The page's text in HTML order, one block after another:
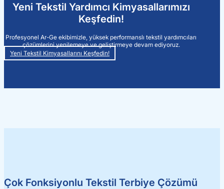
Yeni Tekstil Yardımcı Kimyasallarımızı
Keşfedin!
Profesyonel Ar-Ge ekibimizle, yüksek performanslı tekstil yardımcıları
çözümlerini yenilemeye ve geliştirmeye devam ediyoruz.
Yeni Tekstil Kimyasallarını Keşfedin!
Çok Fonksiyonlu Tekstil Terbiye Çözümü